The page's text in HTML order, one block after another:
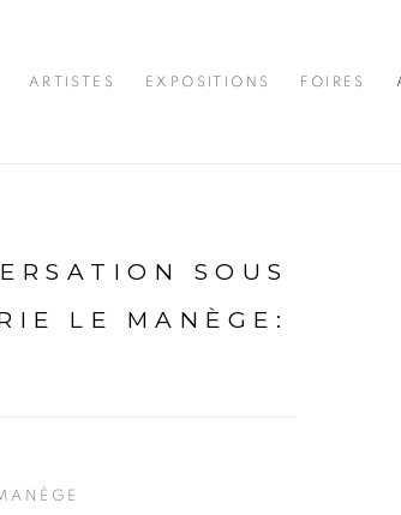
ARTISTES EXPOSITIONS FOIRES
SOUS
LE MANÈGE :